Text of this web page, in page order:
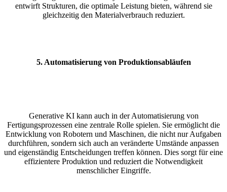
entwirft Strukturen, die optimale Leistung bieten, während sie
gleichzeitig den Materialverbrauch reduziert.
5. Automatisierung von Produktionsabläufen
Generative KI kann auch in der Automatisierung von
Fertigungsprozessen eine zentrale Rolle spielen. Sie ermöglicht die
Entwicklung von Robotern und Maschinen, die nicht nur Aufgaben
durchführen, sondern sich auch an veränderte Umstände anpassen
und eigenständig Entscheidungen treffen können. Dies sorgt für eine
effizientere Produktion und reduziert die Notwendigkeit
menschlicher Eingriffe.